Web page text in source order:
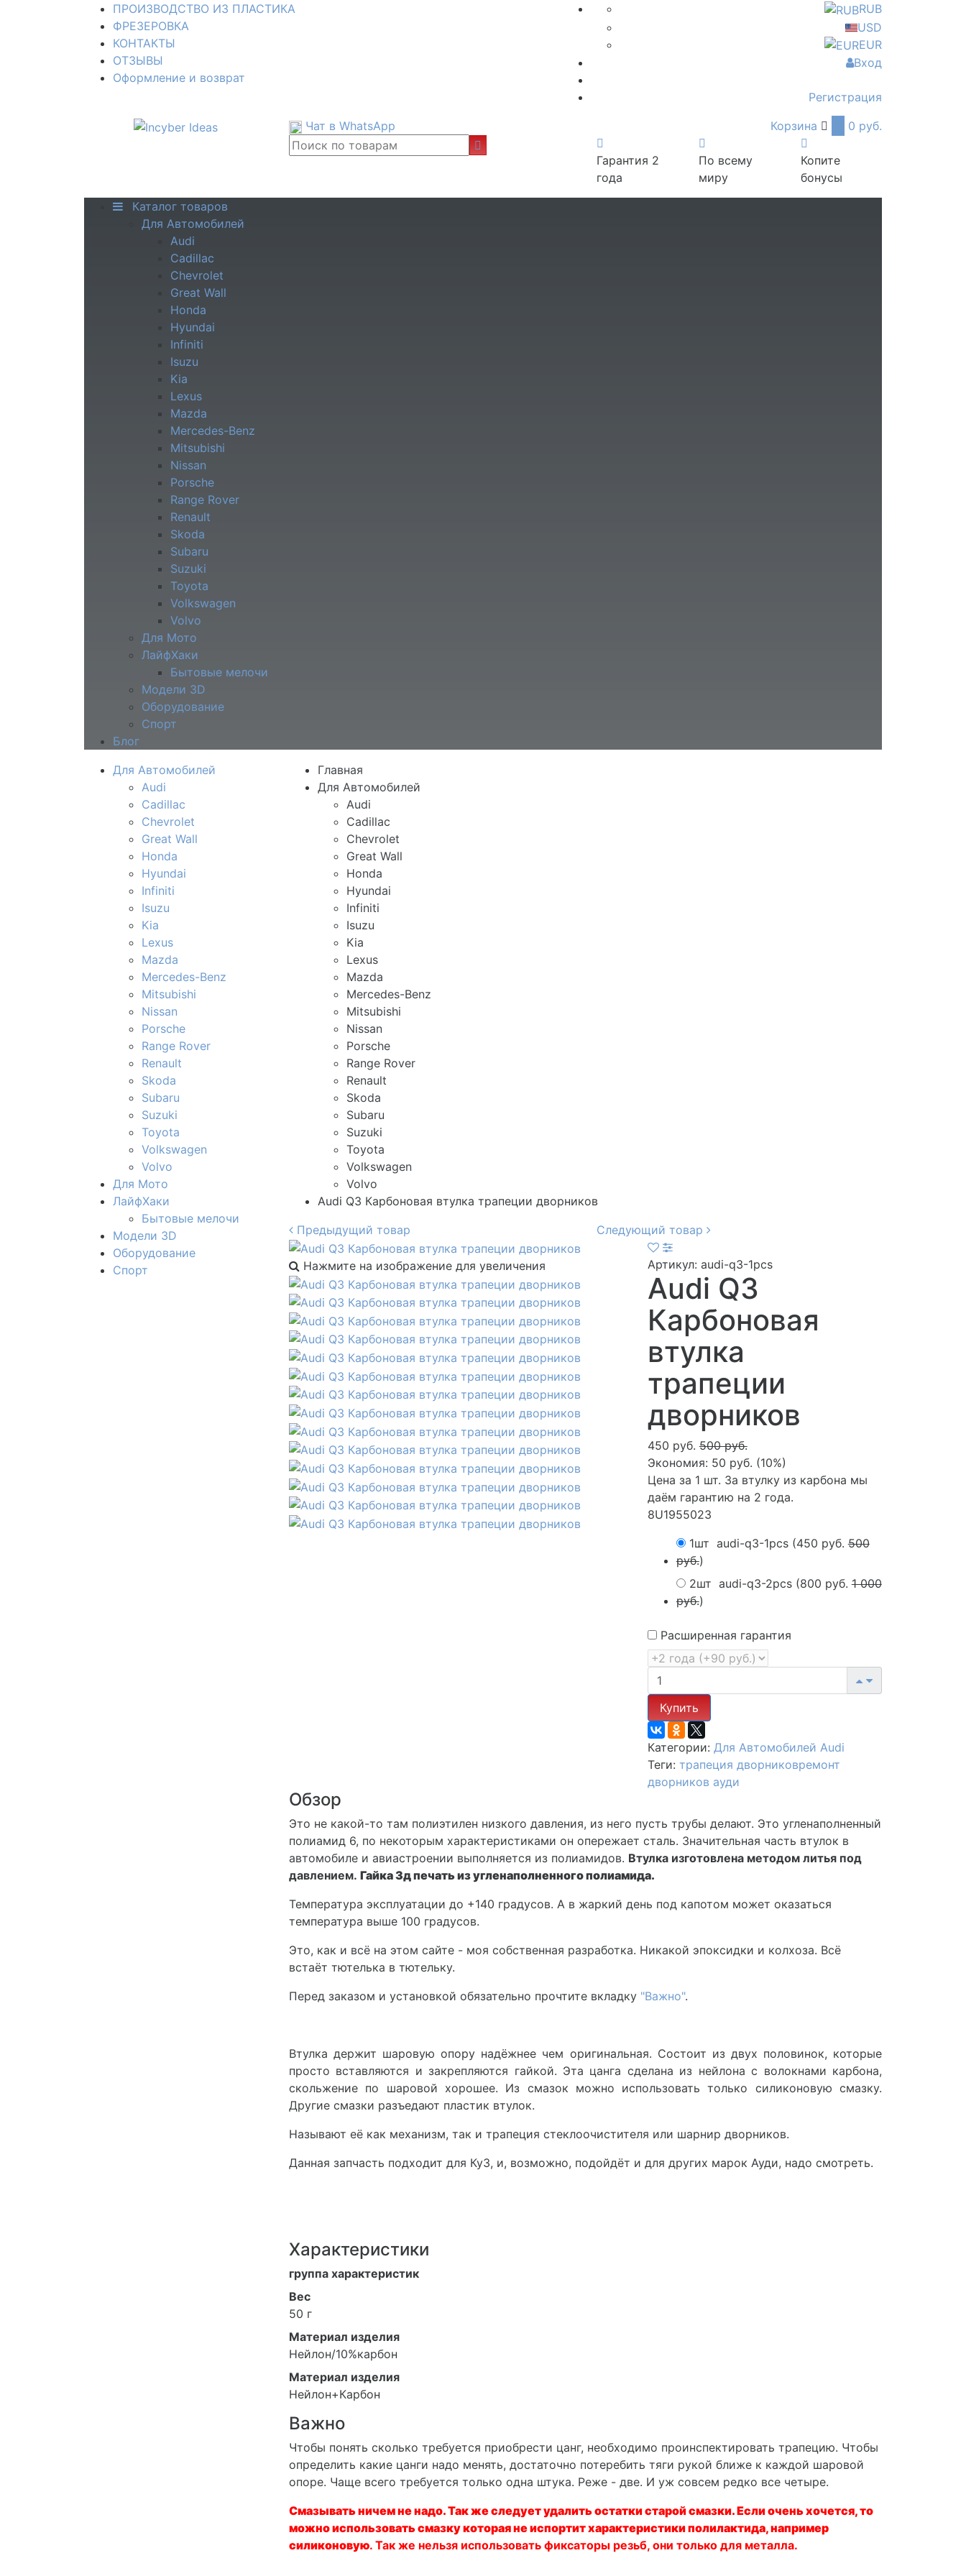
ПРОИЗВОДСТВО ИЗ ПЛАСТИКА
ФРЕЗЕРОВКА
КОНТАКТЫ
ОТЗЫВЫ
Оформление и возврат
RUB
USD
EUR
Вход
Регистрация
Чат в WhatsApp
Корзина 0 руб.
Гарантия 2
года
По всему
миру
Копите
бонусы
Каталог товаров
Для Автомобилей
Audi
Cadillac
Chevrolet
Great Wall
Honda
Hyundai
Infiniti
Isuzu
Kia
Lexus
Mazda
Mercedes-Benz
Mitsubishi
Nissan
Porsche
Range Rover
Renault
Skoda
Subaru
Suzuki
Toyota
Volkswagen
Volvo
Для Мото
ЛайфХаки
Бытовые мелочи
Модели 3D
Оборудование
Спорт
Блог
Для Автомобилей
Audi
Cadillac
Chevrolet
Great Wall
Honda
Hyundai
Infiniti
Isuzu
Kia
Lexus
Mazda
Mercedes-Benz
Mitsubishi
Nissan
Porsche
Range Rover
Renault
Skoda
Subaru
Suzuki
Toyota
Volkswagen
Volvo
Для Мото
ЛайфХаки
Бытовые мелочи
Модели 3D
Оборудование
Спорт
Главная
Для Автомобилей
Audi
Cadillac
Chevrolet
Great Wall
Honda
Hyundai
Infiniti
Isuzu
Kia
Lexus
Mazda
Mercedes-Benz
Mitsubishi
Nissan
Porsche
Range Rover
Renault
Skoda
Subaru
Suzuki
Toyota
Volkswagen
Volvo
Audi Q3 Карбоновая втулка трапеции дворников
Предыдущий товар
Следующий товар
Нажмите на изображение для увеличения Артикул: audi-q3-1pcs
Audi Q3
Карбоновая
втулка
трапеции
дворников
450 руб. 500 руб.
Экономия: 50 руб. (10%)
Цена за 1 шт. За втулку из карбона мы
даём гарантию на 2 года.
8U1955023
1шт audi-q3-1pcs (450 руб.500
руб.)
2шт audi-q3-2pcs (800 руб.1 000
руб.)
Расширенная гарантия
Купить
Категории: Для Автомобилей Audi
Теги: трапеция дворниковремонт
дворников ауди
Обзор
Это не какой-то там полиэтилен низкого давления, из него пусть трубы делают. Это угленаполненный
полиамид 6, по некоторым характеристиками он опережает сталь. Значительная часть втулок в
автомобиле и авиастроении выполняется из полиамидов. Втулка изготовлена методом литья под
давлением. Гайка 3д печать из угленаполненного полиамида.
Температура эксплуатации до +140 градусов. А в жаркий день под капотом может оказаться
температура выше 100 градусов.
Это, как и всё на этом сайте - моя собственная разработка. Никакой эпоксидки и колхоза. Всё
встаёт тютелька в тютельку.
Перед заказом и установкой обязательно прочтите вкладку "Важно".
Втулка держит шаровую опору надёжнее чем оригинальная. Состоит из двух половинок, которые
просто вставляются и закрепляются гайкой. Эта цанга сделана из нейлона с волокнами карбона,
скольжение по шаровой хорошее. Из смазок можно использовать только силиконовую смазку.
Другие смазки разъедают пластик втулок.
Называют её как механизм, так и трапеция стеклоочистителя или шарнир дворников.
Данная запчасть подходит для Ку3, и, возможно, подойдёт и для других марок Ауди, надо смотреть.
Характеристики
группа характеристик
Вес
50 г
Материал изделия
Нейлон/10%карбон
Материал изделия
Нейлон+Карбон
Важно
Чтобы понять сколько требуется приобрести цанг, необходимо проинспектировать трапецию. Чтобы
определить какие цанги надо менять, достаточно потеребить тяги рукой ближе к каждой шаровой
опоре. Чаще всего требуется только одна штука. Реже - две. И уж совсем редко все четыре.
Смазывать ничем не надо. Так же следует удалить остатки старой смазки. Если очень хочется, то
можно использовать смазку которая не испортит характеристики полилактида, например
силиконовую. Так же нельзя использовать фиксаторы резьб, они только для металла.